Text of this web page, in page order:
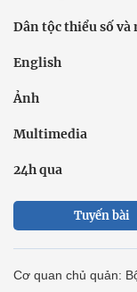
Dân tộc thiểu số và
English
Ảnh
Multimedia
24h qua
Tuyến bài
Cơ quan chủ quản: